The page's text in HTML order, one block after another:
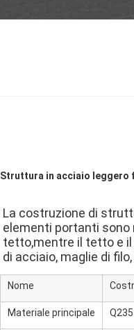
Struttura in acciaio leggero
La costruzione di
elementi portanti sono
tetto,mentre il tetto e il
di acciaio, maglie di
Nome
Materiale principale